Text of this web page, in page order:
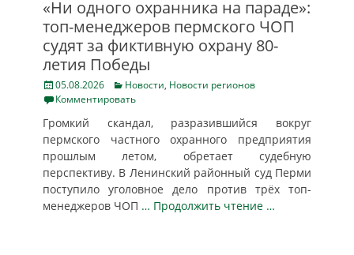
«Ни одного охранника на параде»:
топ-менеджеров пермского ЧОП
судят за фиктивную охрану 80-
летия Победы
Posted
on
05.08.2026 Categories
Новости, Новости регионов
Комментировать
Громкий скандал, разразившийся вокруг
пермского частного охранного предприятия
прошлым летом, обретает судебную
перспективу. В Ленинский районный суд Перми
поступило уголовное дело против трёх топ-
менеджеров ЧОП … Продолжить чтение …